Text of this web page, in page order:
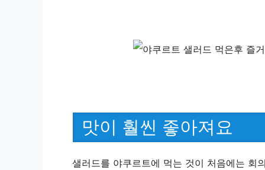
맛이 훨씬 좋아져요
샐러드를 야쿠르트에 먹는 것이 처음에는 회